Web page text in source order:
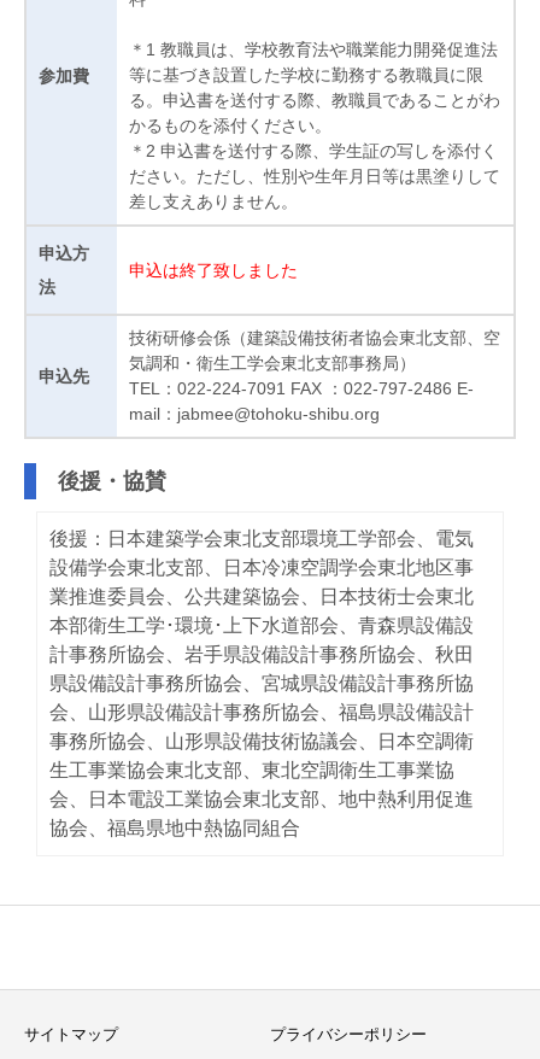
参加費
＊1 教職員は、学校教育法や職業能力開発促進法
等に基づき設置した学校に勤務する教職員に限
る。申込書を送付する際、教職員であることがわ
かるものを添付ください。
＊2 申込書を送付する際、学生証の写しを添付く
ださい。ただし、性別や生年月日等は黒塗りして
差し支えありません。
申込方
法
申込は終了致しました
申込先
技術研修会係（建築設備技術者協会東北支部、空
気調和・衛生工学会東北支部事務局）
TEL：022-224-7091 FAX ：022-797-2486 E-
mail：jabmee@tohoku-shibu.org
後援・協賛
後援：日本建築学会東北支部環境工学部会、電気
設備学会東北支部、日本冷凍空調学会東北地区事
業推進委員会、公共建築協会、日本技術士会東北
本部衛生工学･環境･上下水道部会、青森県設備設
計事務所協会、岩手県設備設計事務所協会、秋田
県設備設計事務所協会、宮城県設備設計事務所協
会、山形県設備設計事務所協会、福島県設備設計
事務所協会、山形県設備技術協議会、日本空調衛
生工事業協会東北支部、東北空調衛生工事業協
会、日本電設工業協会東北支部、地中熱利用促進
協会、福島県地中熱協同組合
サイトマップ プライバシーポリシー